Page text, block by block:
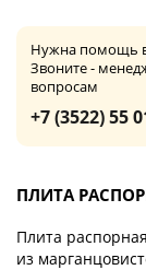
Нужна помощь
Звоните -
вопросам
+7 (3522) 55
ПЛИТА
Плита
из